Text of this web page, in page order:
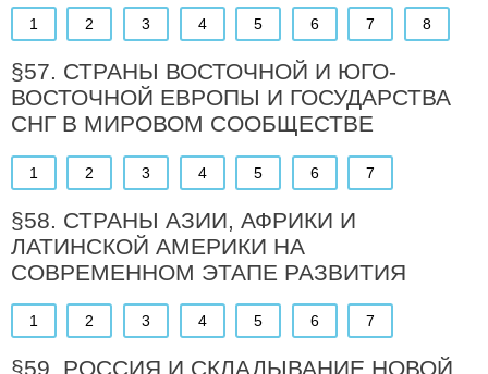
1 2 3 4 5 6 7 8
§57. СТРАНЫ ВОСТОЧНОЙ И ЮГО-
ВОСТОЧНОЙ ЕВРОПЫ И ГОСУДАРСТВА
СНГ В МИРОВОМ СООБЩЕСТВЕ
1 2 3 4 5 6 7
§58. СТРАНЫ АЗИИ, АФРИКИ И
ЛАТИНСКОЙ АМЕРИКИ НА
СОВРЕМЕННОМ ЭТАПЕ РАЗВИТИЯ
1 2 3 4 5 6 7
§59. РОССИЯ И СКЛАДЫВАНИЕ НОВОЙ